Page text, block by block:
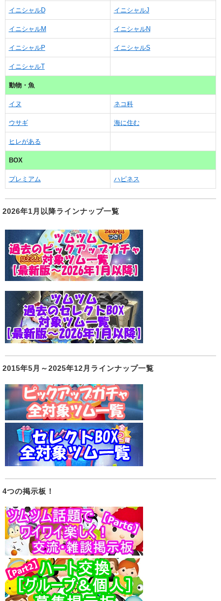
イニシャルD イニシャルJ
イニシャルM イニシャルN
イニシャルP イニシャルS
イニシャルT
動物・魚
イヌ ネコ科
ウサギ 海に住む
ヒレがある
BOX
プレミアム ハピネス
2026年1月以降ラインナップ一覧
2015年5月～2025年12月ラインナップ一覧
4つの掲示板！